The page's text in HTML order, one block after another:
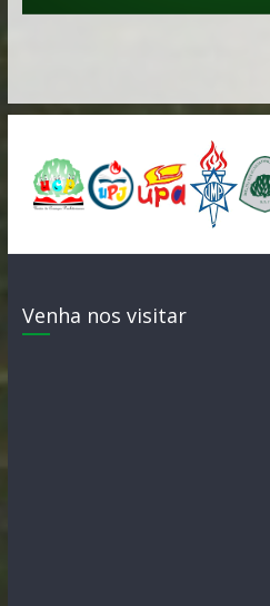
Venha nos visitar